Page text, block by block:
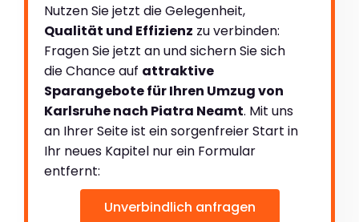
Nutzen Sie jetzt die Gelegenheit,
Qualität und Effizienz zu verbinden:
Fragen Sie jetzt an und sichern Sie sich
die Chance auf attraktive
Sparangebote für Ihren Umzug von
Karlsruhe nach Piatra Neamt. Mit uns
an Ihrer Seite ist ein sorgenfreier Start in
Ihr neues Kapitel nur ein Formular
entfernt:
Unverbindlich anfragen